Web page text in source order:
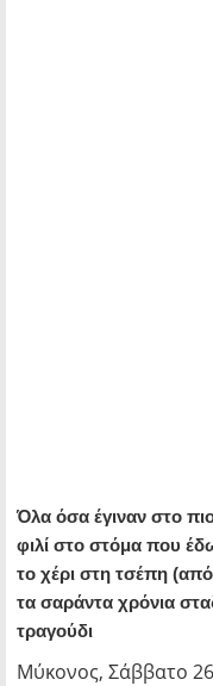
Όλα όσα έγιναν στο
φιλί στο στόμα που
το χέρι στη τσέπη
τα σαράντα χρόνια
τραγούδι
Μύκονος, Σάββατο